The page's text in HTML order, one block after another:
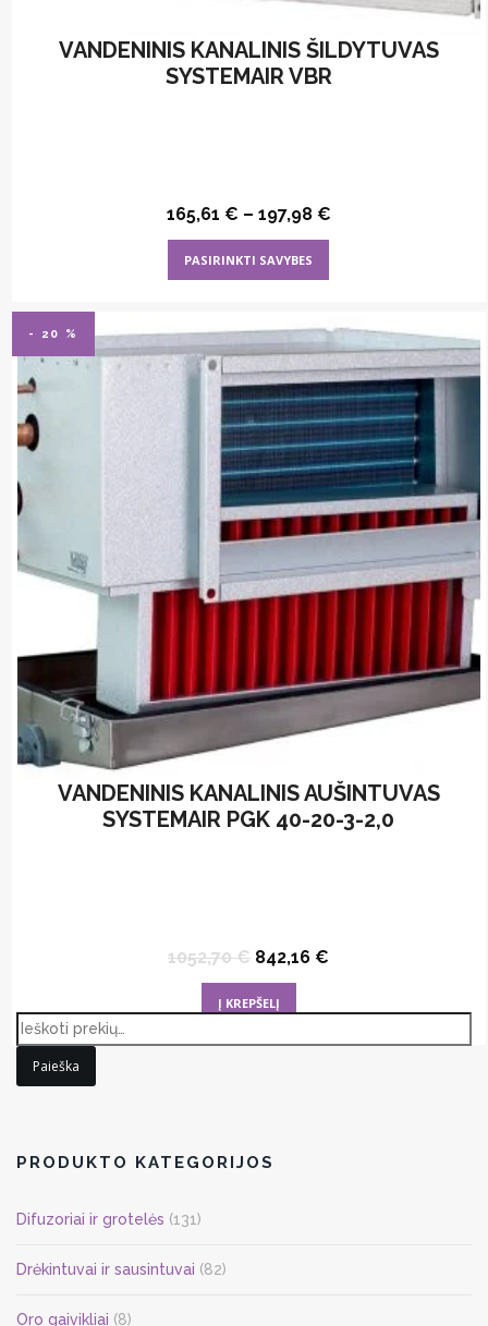
VANDENINIS KANALINIS ŠILDYTUVAS
SYSTEMAIR VBR
165,61 € – 197,98 €
PASIRINKTI SAVYBES
product
multiple
variants.
The
options
may
be
chosen
product
- 20 %
VANDENINIS KANALINIS AUŠINTUVAS
SYSTEMAIR PGK 40-20-3-2,0
1052,70€ Original
price
was:
1052,70 €.
842,16 €
842,16 €.
Į KREPŠELĮ
Paieška
PRODUKTO KATEGORIJOS
Difuzoriai ir grotelės (131)
Drėkintuvai ir sausintuvai (82)
Oro gaivikliai (8)